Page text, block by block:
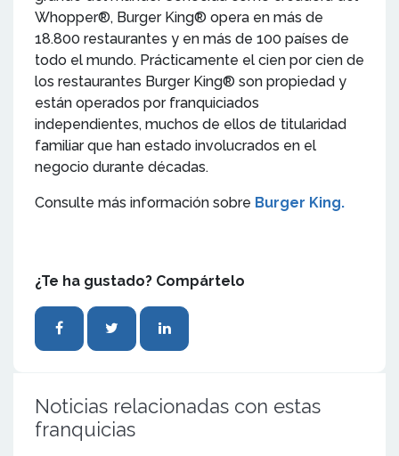
Whopper®, Burger King® opera en más de
18.800 restaurantes y en más de 100 países de
todo el mundo. Prácticamente el cien por cien de
los restaurantes Burger King® son propiedad y
están operados por franquiciados
independientes, muchos de ellos de titularidad
familiar que han estado involucrados en el
negocio durante décadas.
Consulte más información sobre Burger King.
¿Te ha gustado? Compártelo
Noticias relacionadas con estas
franquicias